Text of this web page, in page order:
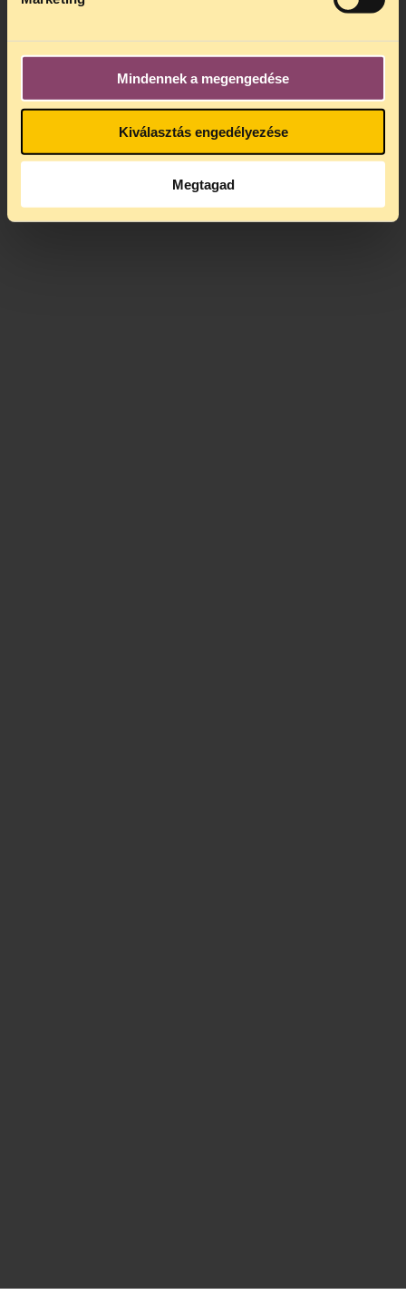
Mindennek a megengedése
Kiválasztás engedélyezése
Megtagad
For English subtitles: start the video and click on the
"cc" button!